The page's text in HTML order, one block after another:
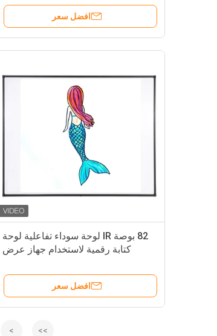
افضل سعر
82 بوصة IR لوحة سوداء تفاعلية لوحة
كتابة رقمية لاستخدام جهاز عرض
افضل سعر
> >>